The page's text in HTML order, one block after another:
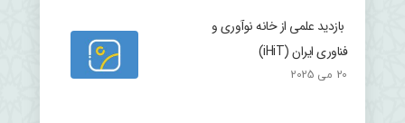
بازدید علمی از خانه نوآوری و
فناوری ایران (iHiT)
20 می 2025